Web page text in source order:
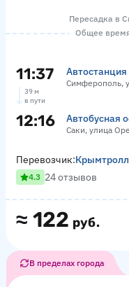
Пересадка в
Общее
11:37 Симферополь,
39 м
в пути
12:16 Автобусная
Саки, улица
≈ 122 руб.
Перевозчик:
4.3 24 отзывов
В пределах города